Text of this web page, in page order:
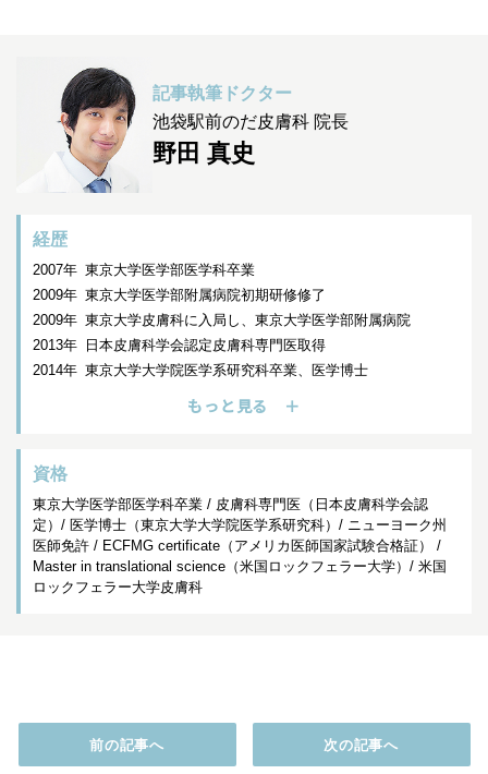
記事執筆ドクター
池袋駅前のだ皮膚科 院長
野田 真史
経歴
2007年 東京大学医学部医学科卒業
2009年 東京大学医学部附属病院初期研修修了
2009年 東京大学皮膚科に入局し、東京大学医学部附属病院
2013年
日本皮膚科学会認定皮膚科専門医取得
2014年 東京大学大学院医学系研究科卒業、医学博士
2016年 東京大学医学部附属病院 皮膚科 助教
2018年 池袋駅前のだ皮膚科開院
もっと見る ＋
資格
東京大学医学部医学科卒業 / 皮膚科専門医（日本皮膚科学会認
定）/ 医学博士（東京大学大学院医学系研究科）/ ニューヨーク州
医師免許 / ECFMG certificate（アメリカ医師国家試験合格証） /
Master in translational science（米国ロックフェラー大学）/ 米国
ロックフェラー大学皮膚科
前の記事へ 次の記事へ